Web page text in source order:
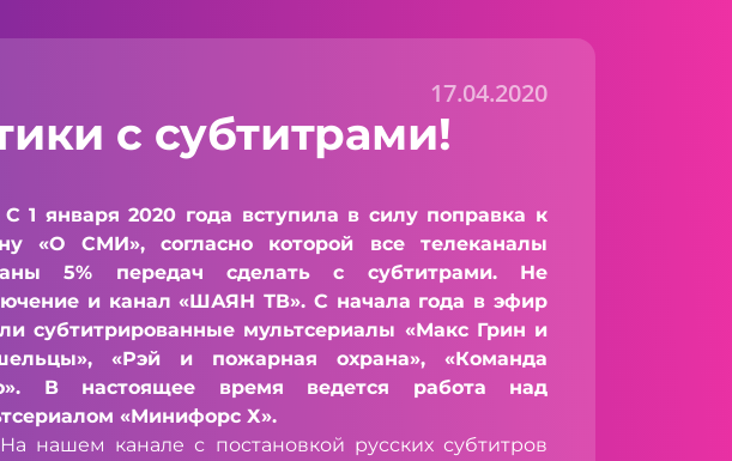
17.04.2020
с субтитрами!
2020 года вступила в силу поправка к
«О СМИ», согласно которой все телеканалы
5% передач сделать с субтитрами. Не
и канал «ШАЯН ТВ». С начала года в эфир
субтитрированные мультсериалы «Макс Грин и
«Рэй и пожарная охрана», «Команда
В настоящее время ведется работа над
«Минифорс Х».
канале с постановкой русских субтитров